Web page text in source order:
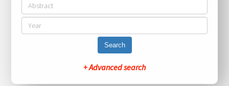
Search
+ Advanced search